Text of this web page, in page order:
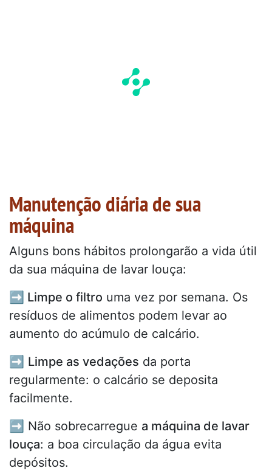
Manutenção diária de sua
máquina
Alguns bons hábitos prolongarão a vida útil
da sua máquina de lavar louça:
➡️ Limpe o filtro uma vez por semana. Os
resíduos de alimentos podem levar ao
aumento do acúmulo de calcário.
➡️ Limpe as vedações da porta
regularmente: o calcário se deposita
facilmente.
➡️ Não sobrecarregue a máquina de lavar
louça: a boa circulação da água evita
depósitos.